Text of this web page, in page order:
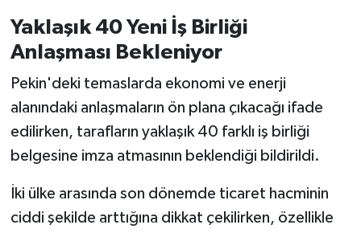
Yaklaşık 40 Yeni İş Birliği
Anlaşması Bekleniyor
Pekin'deki temaslarda ekonomi ve enerji
alanındaki anlaşmaların ön plana çıkacağı ifade
edilirken, tarafların yaklaşık 40 farklı iş birliği
belgesine imza atmasının beklendiği bildirildi.
İki ülke arasında son dönemde ticaret hacminin
ciddi şekilde arttığına dikkat çekilirken, özellikle